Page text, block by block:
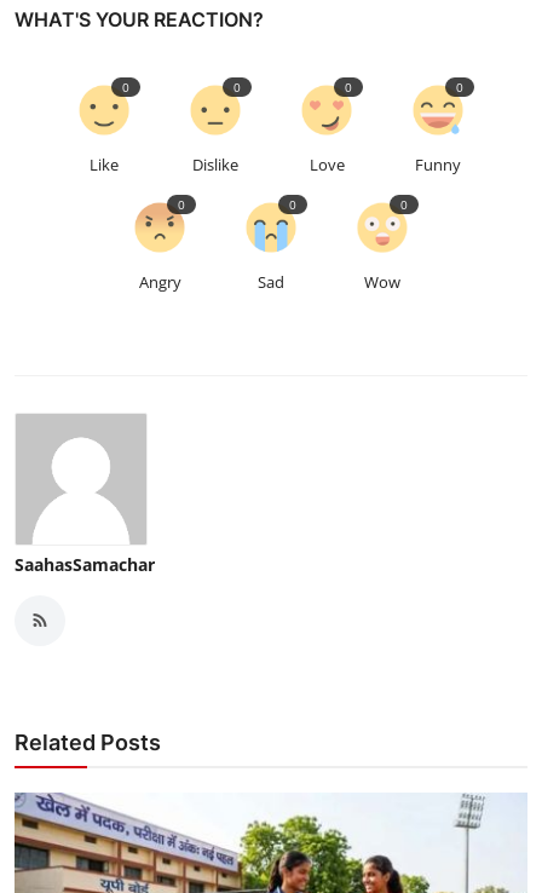
WHAT'S YOUR REACTION?
Like
0
Dislike
0
Love
0
Funny
0
Angry
0
Sad
0
Wow
0
SaahasSamachar
Related Posts